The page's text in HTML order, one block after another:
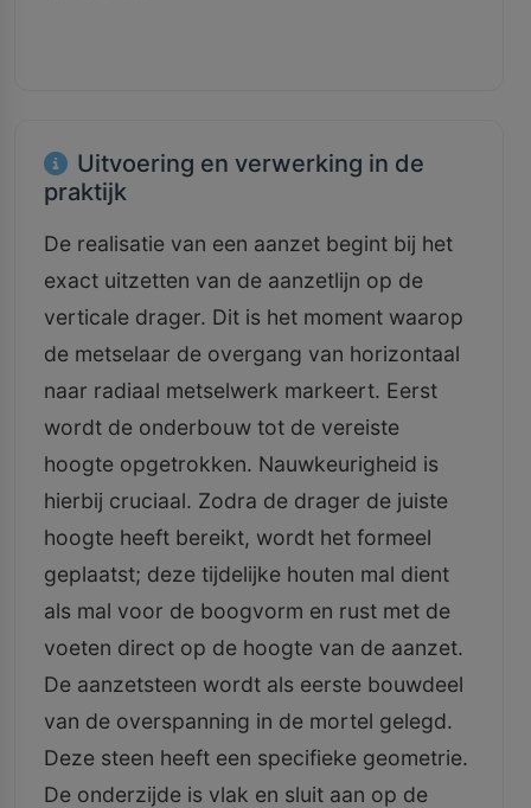
Uitvoering en verwerking in de
praktijk
De realisatie van een aanzet begint bij het
exact uitzetten van de aanzetlijn op de
verticale drager. Dit is het moment waarop
de metselaar de overgang van horizontaal
naar radiaal metselwerk markeert. Eerst
wordt de onderbouw tot de vereiste
hoogte opgetrokken. Nauwkeurigheid is
hierbij cruciaal. Zodra de drager de juiste
hoogte heeft bereikt, wordt het formeel
geplaatst; deze tijdelijke houten mal dient
als mal voor de boogvorm en rust met de
voeten direct op de hoogte van de aanzet.
De aanzetsteen wordt als eerste bouwdeel
van de overspanning in de mortel gelegd.
Deze steen heeft een specifieke geometrie.
De onderzijde is vlak en sluit aan op de